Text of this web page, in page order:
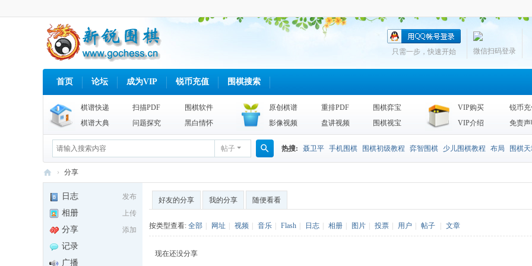
微信扫码登录
只需一步，快速开始
首页 论坛 成为VIP 锐币充值 围棋搜索
棋谱快递 扫描PDF
围棋软件
棋谱大典
问题探究 黑白情怀
原创棋谱 重排PDF
围棋弈宝
影像视频
盘讲视频 围棋视宝
VIP购买
锐币
VIP介绍
免责
帖子
搜
索
热搜: 聂卫平 手机围棋 围棋初级教程 弈智围棋 少儿围棋教程 布局 围棋
› 分享
发布
日志
上传
相册
添加
分享
记录
广播
好友的分享 我的分享 随便看看
按类型查看: 全部 网址 视频 音乐 Flash 日志 相册 图片 投票 用户 帖子 文章
现在还没分享